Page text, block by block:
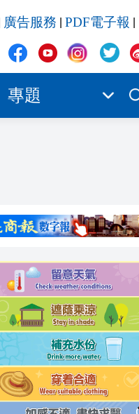
廣告服務 PDF電子報
專題